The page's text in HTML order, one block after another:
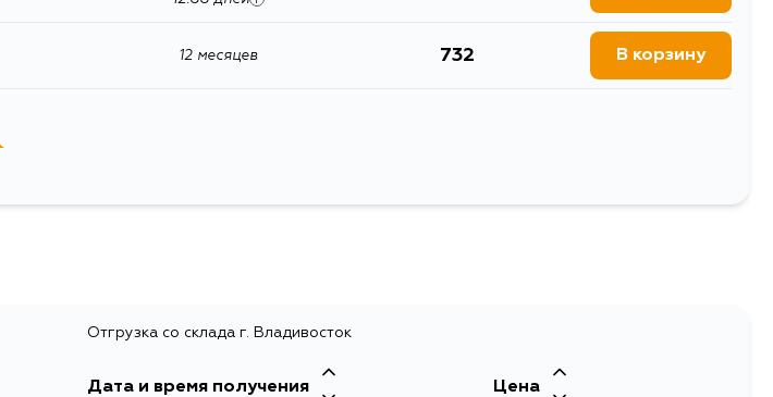
12 месяцев 732 В корзину
Отгрузка со склада г. Владивосток
Дата и время получения Цена